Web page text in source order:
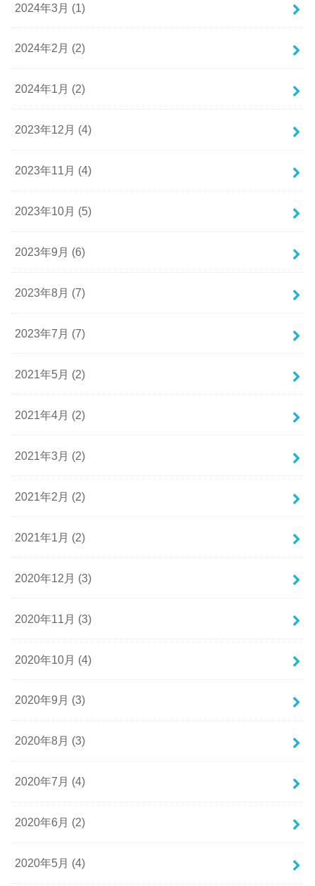
2024年3月 (1)
2024年2月 (2)
2024年1月 (2)
2023年12月 (4)
2023年11月 (4)
2023年10月 (5)
2023年9月 (6)
2023年8月 (7)
2023年7月 (7)
2021年5月 (2)
2021年4月 (2)
2021年3月 (2)
2021年2月 (2)
2021年1月 (2)
2020年12月 (3)
2020年11月 (3)
2020年10月 (4)
2020年9月 (3)
2020年8月 (3)
2020年7月 (4)
2020年6月 (2)
2020年5月 (4)